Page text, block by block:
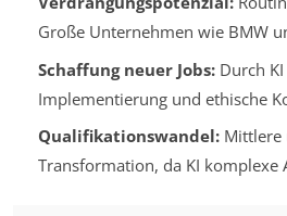
Große Unternehmen wie BMW
Schaffung neuer Jobs:Durch KI
Implementierung und ethische
Qualifikationswandel:Mittlere
Transformation, da KI komplexe